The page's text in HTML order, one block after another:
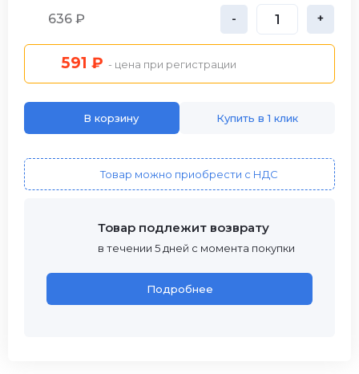
636 ₽ - +
591 ₽ - цена при регистрации
В корзину Купить в 1 клик
Товар можно приобрести с НДС
Товар подлежит возврату
в течении 5 дней с момента покупки
Подробнее